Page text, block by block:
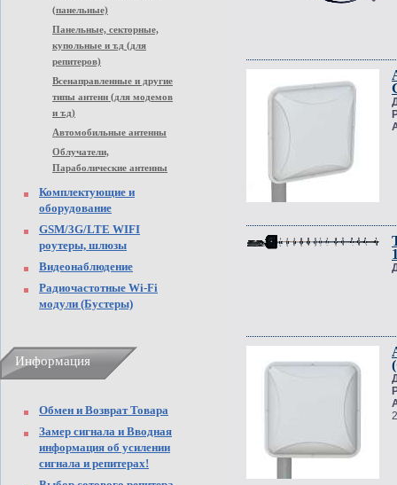
(панельные)
Панельные, секторные,
купольные и т.д (для
репитеров)
Всенаправленные и другие
типы антенн (для модемов
и т.д)
Автомобильные антенны
Облучатели,
Параболические антенны
Комплектующие и
оборудование
GSM/3G/LTE WIFI
роутеры, шлюзы
Видеонаблюдение
Радиочастотные Wi-Fi
модули (Бустеры)
Информация
Обмен и Возврат Товара
Замер сигнала и Вводная
информация об усилении
сигнала и репитерах!